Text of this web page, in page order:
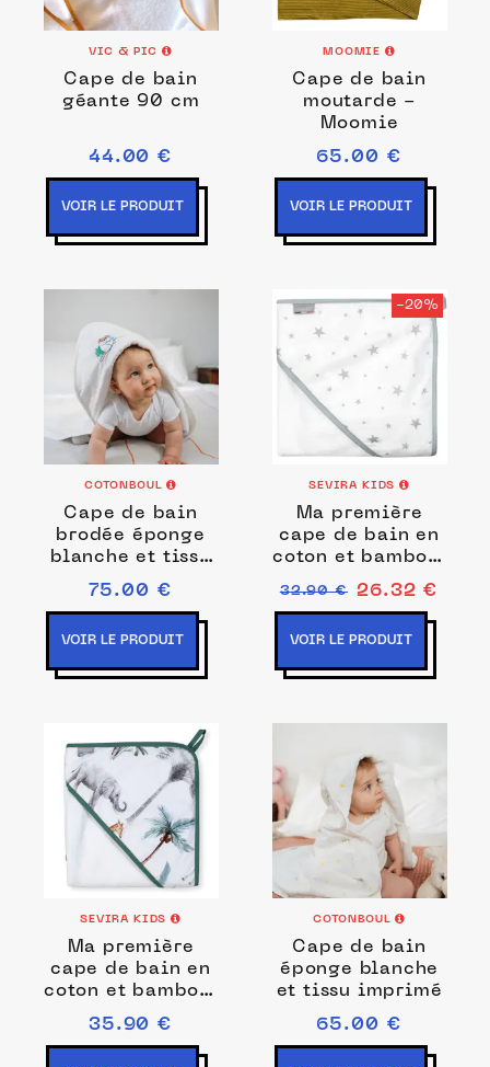
VIC & PIC
Cape de bain
géante 90 cm
44.00 €
VOIR LE PRODUIT
MOOMIE
Cape de bain
moutarde -
Moomie
65.00 €
VOIR LE PRODUIT
COTONBOUL
Cape de bain
brodée éponge
blanche et tissu
imprimé
75.00 €
VOIR LE PRODUIT
-20%
SEVIRA KIDS
Ma première
cape de bain en
coton et bambou,
Stella
32.90 € 26.32 €
VOIR LE PRODUIT
SEVIRA KIDS
Ma première
cape de bain en
coton et bambou,
Safari
35.90 €
COTONBOUL
Cape de bain
éponge blanche
et tissu imprimé
65.00 €